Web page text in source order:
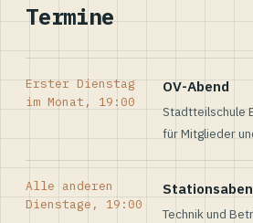
Termine
Erster Dienstag
im Monat, 19:00
OV-Abend
Stadtteilschule
für Mitglieder
Alle anderen
Dienstage, 19:00
Technik und